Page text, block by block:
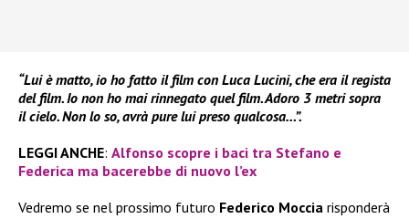
“Lui è matto, io ho fatto il film con Luca Lucini, che era il regista
del film. Io non ho mai rinnegato quel film. Adoro 3 metri sopra
il cielo. Non lo so, avrà pure lui preso qualcosa…”.
LEGGI ANCHE: Alfonso scopre i baci tra Stefano e
Federica ma bacerebbe di nuovo l’ex
Vedremo se nel prossimo futuro Federico Moccia risponderà